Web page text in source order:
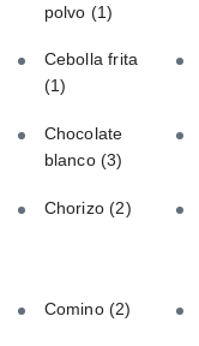
polvo (1)
Cebolla frita
(1)
Chocolate
blanco (3)
Chorizo(2)
Comino (2)